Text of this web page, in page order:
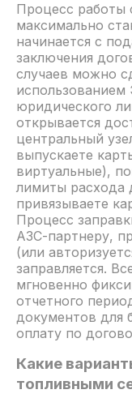
Процесс работы
максимально
начинается с
заключения
случаев можно
юридического
открывается
центральный
выпускаете
виртуальные),
лимиты расхода
привязываете
Процесс
АЗС-партнеру,
(или
заправляется.
мгновенно
отчетного
документов для
оплату по
Какие
топливными